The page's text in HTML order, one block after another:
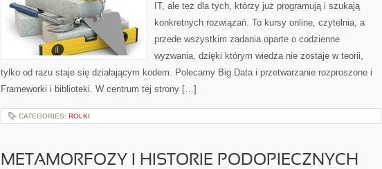
IT, ale też dla tych, którzy już programują i szukają
konkretnych rozwiązań. To kursy online, czytelnia, a
przede wszystkim zadania oparte o codzienne
wyzwania, dzięki którym wiedza nie zostaje w teorii,
tylko od razu staje się działającym kodem. Polecamy Big Data i przetwarzanie rozproszone i
Frameworki i biblioteki. W centrum tej strony […]
CATEGORIES: ROLKI
METAMORFOZY I HISTORIE PODOPIECZNYCH